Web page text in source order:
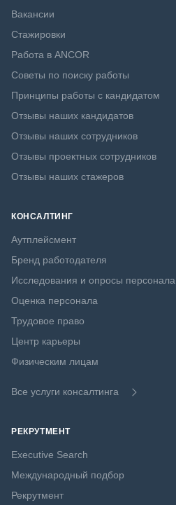
Вакансии
Стажировки
Работа в ANCOR
Советы по поиску работы
Принципы работы с кандидатом
Отзывы наших кандидатов
Отзывы наших сотрудников
Отзывы проектных сотрудников
Отзывы наших стажеров
КОНСАЛТИНГ
Аутплейсмент
Бренд работодателя
Исследования и опросы персонала
Оценка персонала
Трудовое право
Центр карьеры
Физическим лицам
Все услуги консалтинга
РЕКРУТМЕНТ
Executive Search
Международный подбор
Рекрутмент